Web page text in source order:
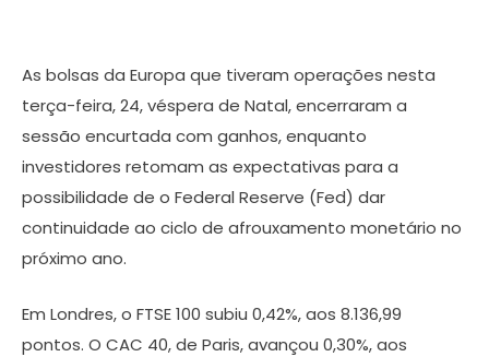
As bolsas da Europa que tiveram operações nesta
terça-feira, 24, véspera de Natal, encerraram a
sessão encurtada com ganhos, enquanto
investidores retomam as expectativas para a
possibilidade de o Federal Reserve (Fed) dar
continuidade ao ciclo de afrouxamento monetário no
próximo ano.
Em Londres, o FTSE 100 subiu 0,42%, aos 8.136,99
pontos. O CAC 40, de Paris, avançou 0,30%, aos